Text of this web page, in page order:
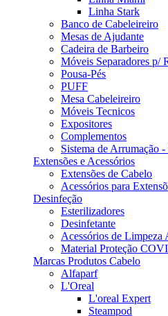
Linha Stark
Banco de Cabeleireiro
Mesas de Ajudante
Cadeira de Barbeiro
Móveis Separadores p/
Pousa-Pés
PUFF
Mesa Cabeleireiro
Móveis Tecnicos
Expositores
Complementos
Sistema de Arrumação
Extensões e Acessórios
Extensões de Cabelo
Acessórios para
Desinfeção
Esterilizadores
Desinfetante
Acessórios de Limpeza
Material Proteção
Marcas Produtos Cabelo
Alfaparf
L'Oreal
L'oreal Expert
Steampod